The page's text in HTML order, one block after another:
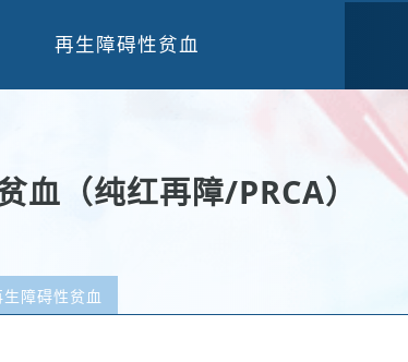
再生障碍性贫血
血（纯红再障/PRCA）
生障碍性贫血